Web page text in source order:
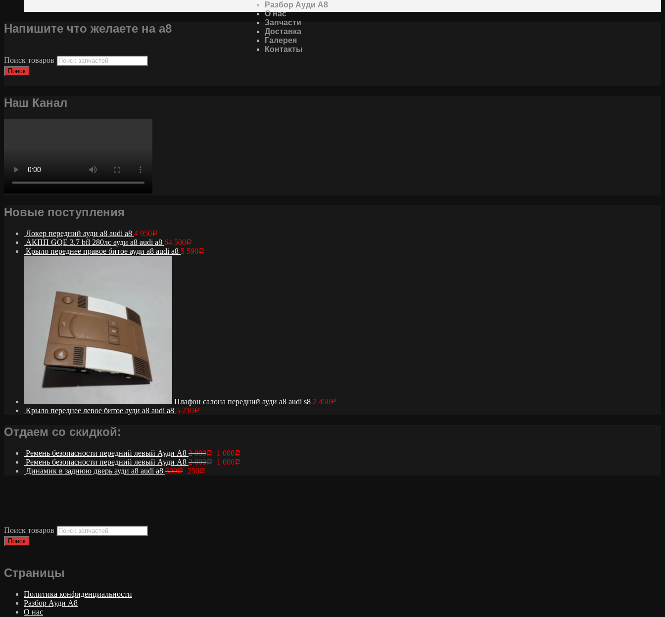
Разбор Ауди А8
О нас
Запчасти
Доставка
Галерея
Контакты
Напишите что желаете на а8
Поиск товаров
Поиск
Наш Канал
Новые поступления
Локер передний ауди а8 audi a8 4 950Р
АКПП GQE 3.7 bfl 280лс ауди а8 audi a8 64 500Р
Крыло переднее правое битое ауди а8 audi a8 5 590Р
Плафон салона передний ауди а8 audi s8 2 450Р
Крыло переднее левое битое ауди а8 audi a8 5 210Р
Отдаем со скидкой:
Ремень безопасности передний левый Ауди А8 2 000Р 1 000Р
Ремень безопасности передний левый Ауди А8 2 000Р 1 000Р
Динамик в заднюю дверь ауди а8 audi a8 300Р 250Р
Поиск товаров
Поиск
Страницы
Политика конфиденциальности
Разбор Ауди А8
О нас